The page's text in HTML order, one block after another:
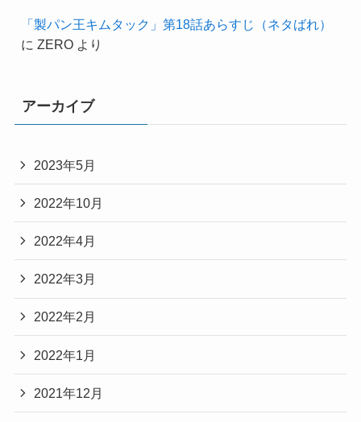
「製パン王キムタック」第18話あらすじ（ネタばれ）
に ZEROより
アーカイブ
2023年5月
2022年10月
2022年4月
2022年3月
2022年2月
2022年1月
2021年12月